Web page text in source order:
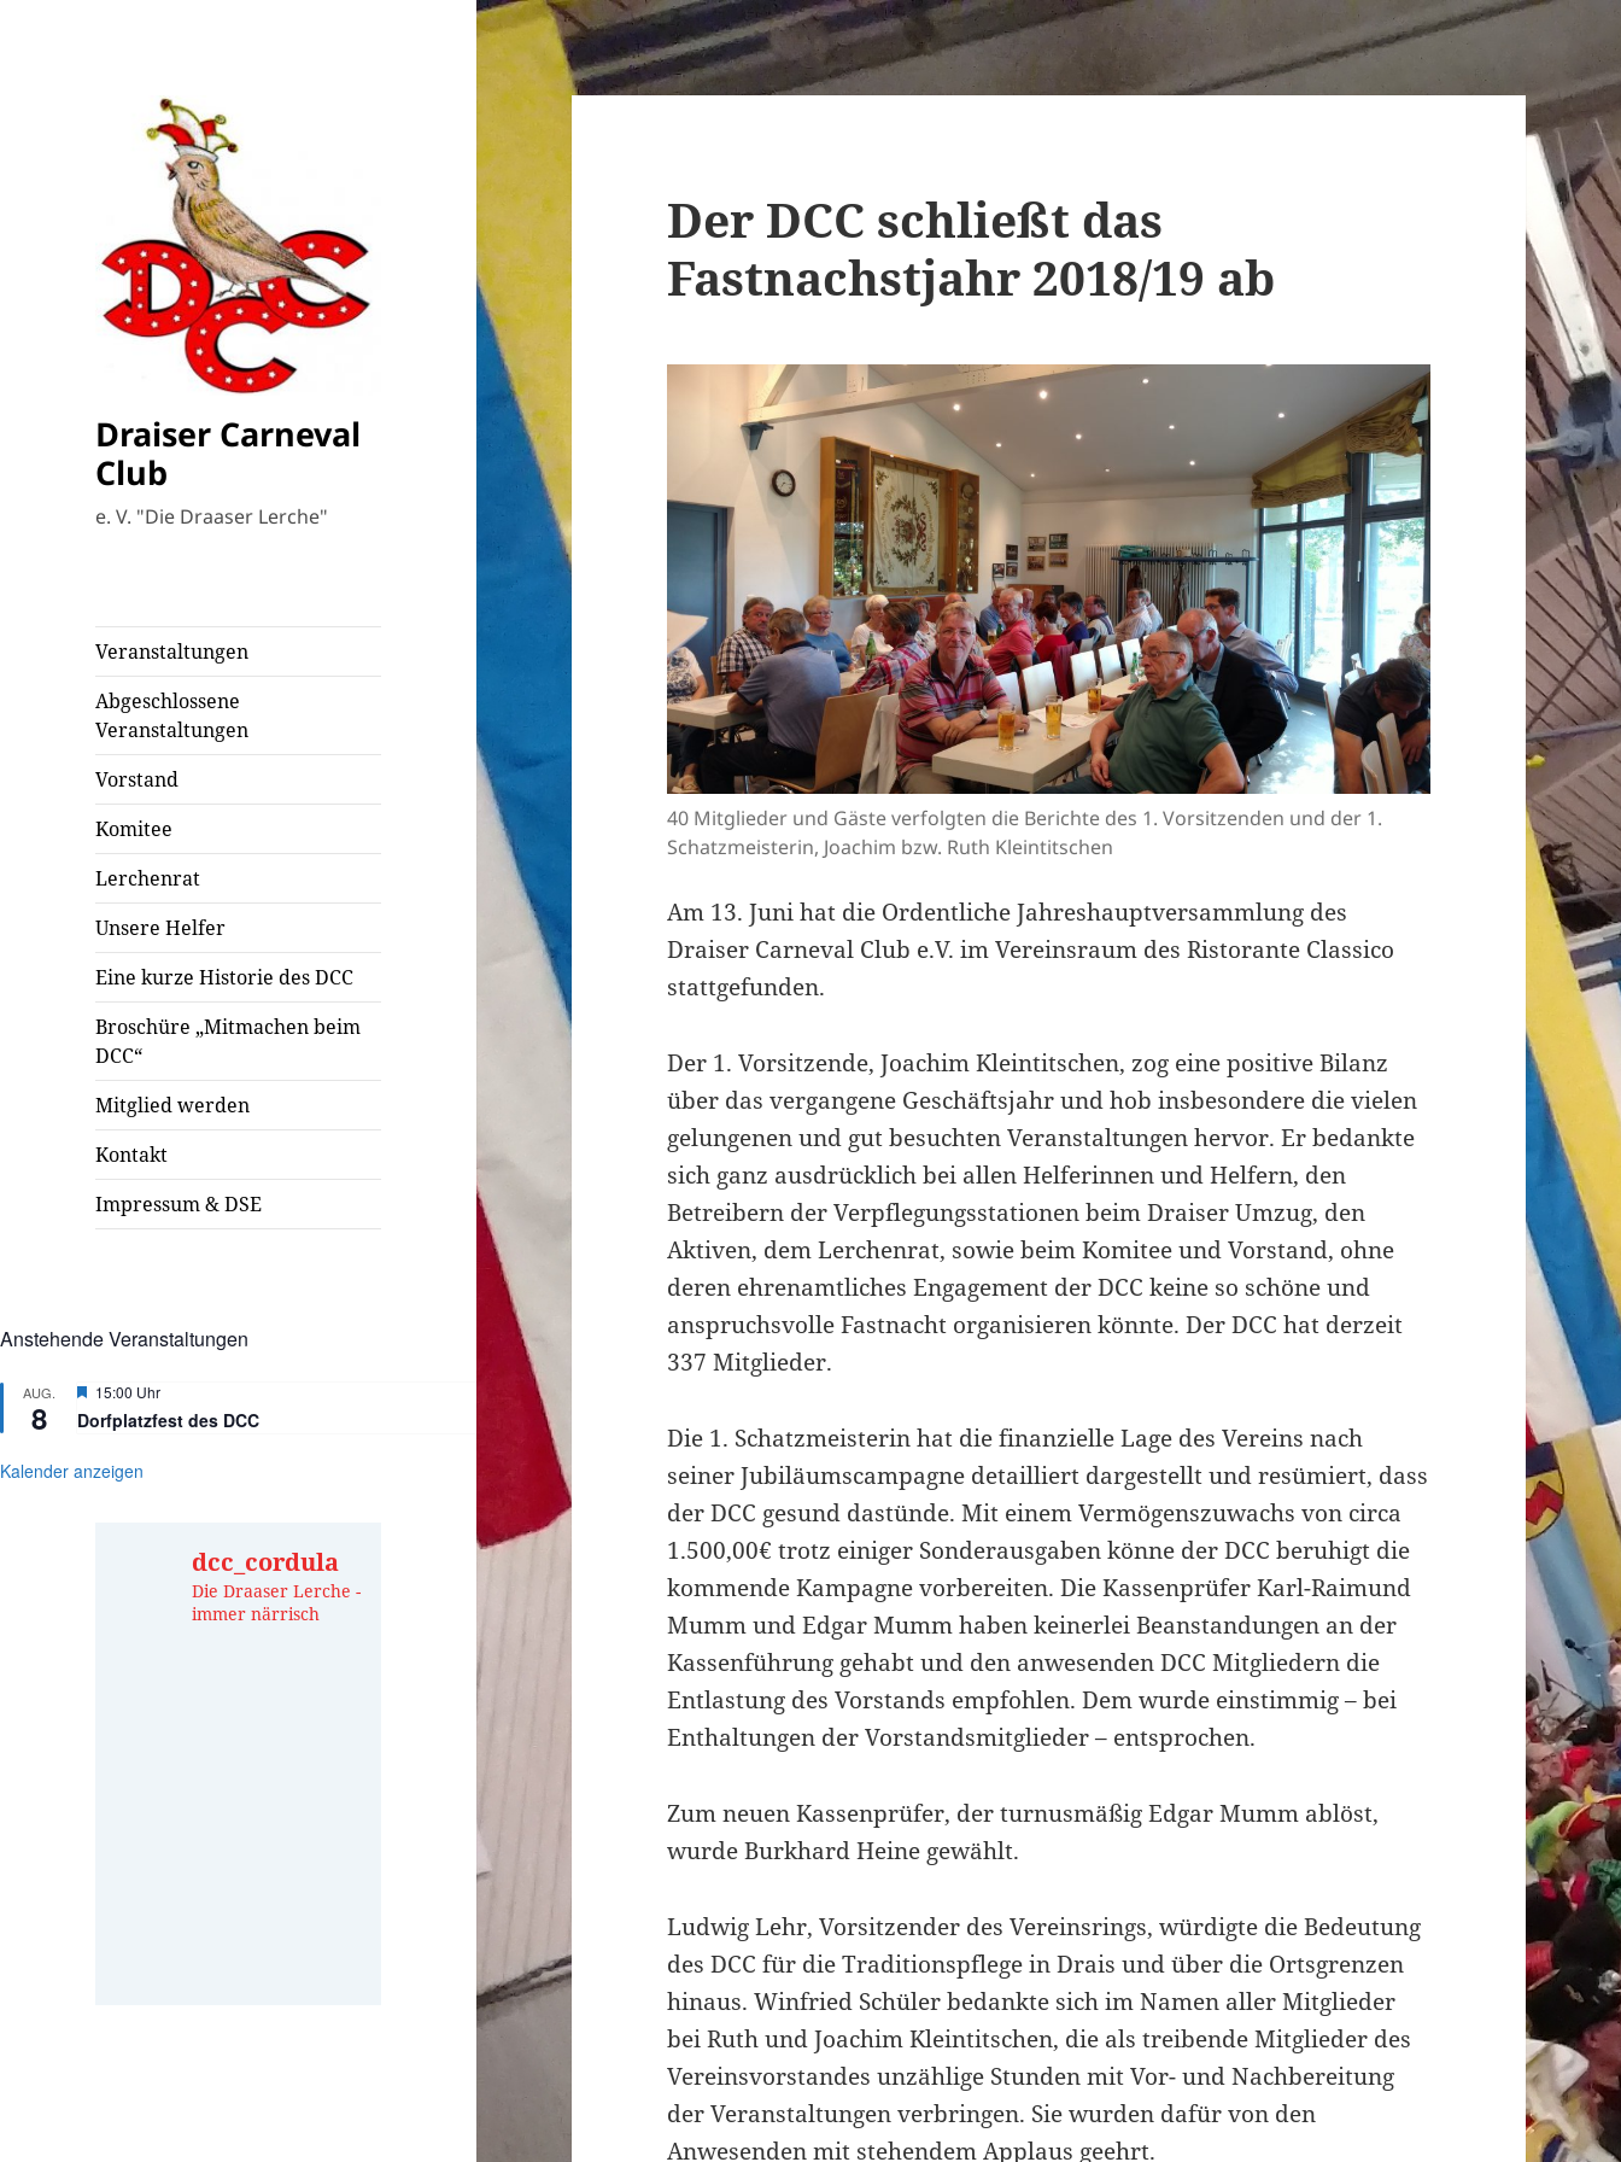
Draiser Carneval
Club
e. V. "Die Draaser Lerche"
Veranstaltungen
Abgeschlossene
Veranstaltungen
Vorstand
Komitee
Lerchenrat
Unsere Helfer
Eine kurze Historie des DCC
Broschüre „Mitmachen beim
DCC“
Mitglied werden
Kontakt
Impressum & DSE
Anstehende Veranstaltungen
AUG.
8
Hervorgehoben
15:00 Uhr
Dorfplatzfest des DCC
Kalender anzeigen
dcc_cordula
Die Draaser Lerche -
immer närrisch
Der DCC schließt das
Fastnachstjahr 2018/19 ab
40 Mitglieder und Gäste verfolgten die Berichte des 1. Vorsitzenden und der 1.
Schatzmeisterin, Joachim bzw. Ruth Kleintitschen
Am 13. Juni hat die Ordentliche Jahreshauptversammlung des
Draiser Carneval Club e.V. im Vereinsraum des Ristorante Classico
stattgefunden.
Der 1. Vorsitzende, Joachim Kleintitschen, zog eine positive Bilanz
über das vergangene Geschäftsjahr und hob insbesondere die vielen
gelungenen und gut besuchten Veranstaltungen hervor. Er bedankte
sich ganz ausdrücklich bei allen Helferinnen und Helfern, den
Betreibern der Verpflegungsstationen beim Draiser Umzug, den
Aktiven, dem Lerchenrat, sowie beim Komitee und Vorstand, ohne
deren ehrenamtliches Engagement der DCC keine so schöne und
anspruchsvolle Fastnacht organisieren könnte. Der DCC hat derzeit
337 Mitglieder.
Die 1. Schatzmeisterin hat die finanzielle Lage des Vereins nach
seiner Jubiläumscampagne detailliert dargestellt und resümiert, dass
der DCC gesund dastünde. Mit einem Vermögenszuwachs von circa
1.500,00€ trotz einiger Sonderausgaben könne der DCC beruhigt die
kommende Kampagne vorbereiten. Die Kassenprüfer Karl-Raimund
Mumm und Edgar Mumm haben keinerlei Beanstandungen an der
Kassenführung gehabt und den anwesenden DCC Mitgliedern die
Entlastung des Vorstands empfohlen. Dem wurde einstimmig – bei
Enthaltungen der Vorstandsmitglieder – entsprochen.
Zum neuen Kassenprüfer, der turnusmäßig Edgar Mumm ablöst,
wurde Burkhard Heine gewählt.
Ludwig Lehr, Vorsitzender des Vereinsrings, würdigte die Bedeutung
des DCC für die Traditionspflege in Drais und über die Ortsgrenzen
hinaus. Winfried Schüler bedankte sich im Namen aller Mitglieder
bei Ruth und Joachim Kleintitschen, die als treibende Mitglieder des
Vereinsvorstandes unzählige Stunden mit Vor- und Nachbereitung
der Veranstaltungen verbringen. Sie wurden dafür von den
Anwesenden mit stehendem Applaus geehrt.